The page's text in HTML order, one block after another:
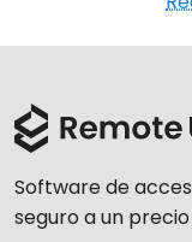
Software de
seguro a un